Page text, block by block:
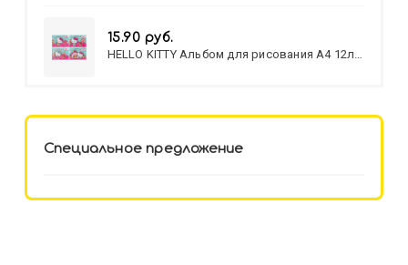
15.90 руб.
HELLO KITTY Альбом для рисования А4 12л.
Специальное предложение